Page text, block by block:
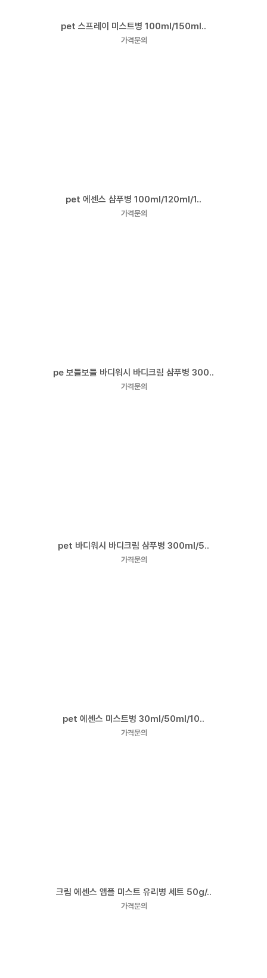
pet 스프레이 미스트병 100ml/150ml..
가격문의
pet 에센스 샴푸병 100ml/120ml/1..
가격문의
pe 보들보들 바디워시 바디크림 샴푸병 300..
가격문의
pet 바디워시 바디크림 샴푸병 300ml/5..
가격문의
pet 에센스 미스트병 30ml/50ml/10..
가격문의
크림 에센스 앰플 미스트 유리병 세트 50g/..
가격문의